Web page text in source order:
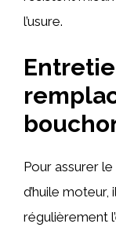
l’usure.
Pour assurer
d’huile
régulièrement